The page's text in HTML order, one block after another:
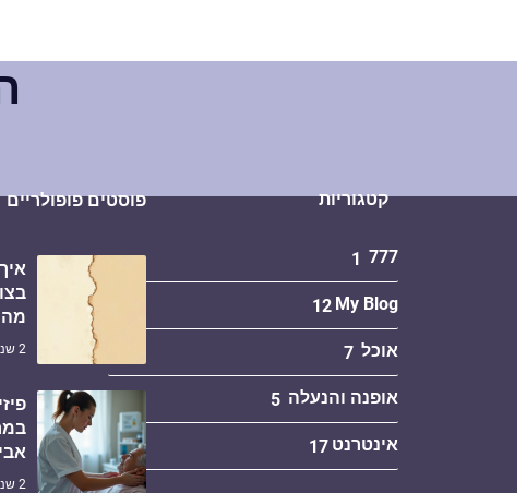
קטגוריות
777
1
My Blog
12
אוכל 7
אופנה והנעלה 5
אינטרנט 17
פוסטים פופולריים
2 שנים Ago
2 שנים Ago